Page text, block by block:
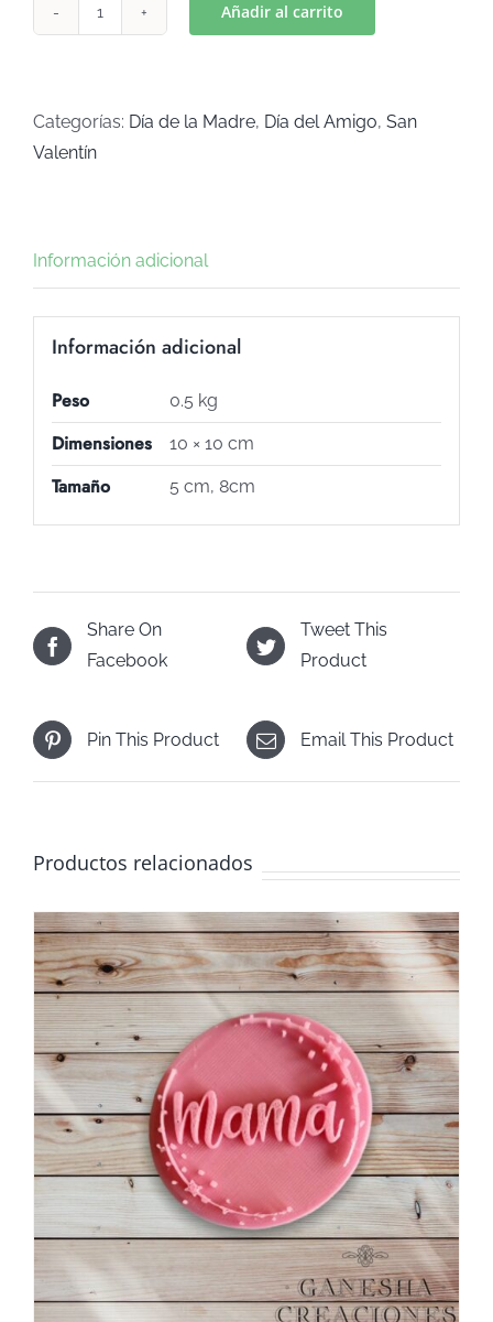
(Art
Añadir al carrito
Categorías: Día de la Madre, Día del Amigo, San
Valentín
Información adicional
Información adicional
Peso 0.5 kg
Dimensiones 10 × 10 cm
Tamaño 5 cm, 8cm
Share On
Facebook
Tweet This
Product
Pin This Product Email This Product
Productos relacionados